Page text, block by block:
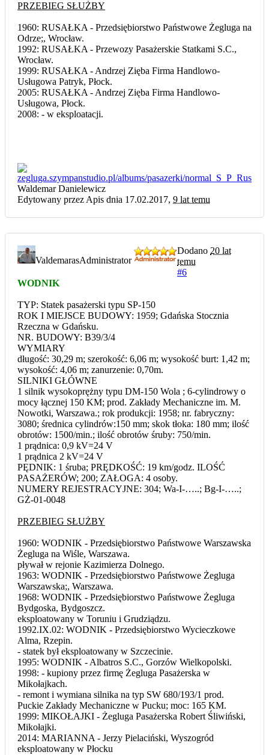
PRZEBIEG SŁUŻBY
1960: RUSAŁKA - Przedsiębiorstwo Państwowe Żegluga na
Odrze;, Wrocław.
1992: RUSAŁKA - Przewozy Pasażerskie Statkami S.C.,
Wrocław.
1999: RUSAŁKA - Andrzej Zięba Firma Handlowo-
Usługowa Patryk, Płock.
2005: RUSAŁKA - Andrzej Zięba Firma Handlowo-
Usługowa, Płock.
2008: - w eksploatacji.
Waldemar Danielewicz
Edytowany przez Apis dnia 17.02.2017, 9 lat temu
ValdemarasAdministrator
Dodano 20 lat
temu
#6
WODNIK
TYP: Statek pasażerski typu SP-150
ROK I MIEJSCE BUDOWY: 1959; Gdańska Stocznia
Rzeczna w Gdańsku.
NR. BUDOWY: B39/3/4
WYMIARY
długość: 30,29 m; szerokość: 6,06 m; wysokość burt: 1,42 m;
wysokość: 4,06 m; zanurzenie: 0,70m.
SILNIKI GŁÓWNE
1 silnik wysokoprężny typu DM-150 Wola ; 6-cylindrowy o
mocy łącznej 150 KM; prod. Zakłady Mechaniczne im. M.
Nowotki, Warszawa.; rok produkcji: 1958; nr. fabryczny:
3080; średnica cylindrów:150 mm; skok tłoka: 180 mm; ilość
obrotów: 1500/min.; ilość obrotów śruby: 750/min.
1 prądnica: 0,9 kV=24 V
1 prądnica 2 kV=24 V
PĘDNIK: 1 śruba; PRĘDKOŚĆ: 19 km/godz. ILOŚĆ
PASAŻERÓW; 200; ZAŁOGA: 4 osoby.
NUMERY REJESTRACYJNE: 304; Wa-I-…..; Bg-I-…..;
GŻ-01-0048
PRZEBIEG SŁUŻBY
1960: WODNIK - Przedsiębiorstwo Państwowe Warszawska
Żegluga na Wiśle, Warszawa.
pływał w rejonie Kazimierza Dolnego.
1963: WODNIK - Przedsiębiorstwo Państwowe Żegluga
Warszawska;, Warszawa.
1968: WODNIK - Przedsiębiorstwo Państwowe Żegluga
Bydgoska, Bydgoszcz.
eksploatowany w Toruniu i Grudziądzu.
1992.IX.02: WODNIK - Przedsiębiorstwo Wycieczkowe
Alma, Rzepin.
- statek był eksploatowany w Szczecinie.
1995: WODNIK - Albatros S.C., Gorzów Wielkopolski.
1998: - kupiony przez firmę Żegluga Pasażerska w
Mikołajkach.
- remont i wymiana silnika na typ SW 680/193/1 prod.
Puckie Zakłady Mechaniczne w Pucku; moc: 165 KM.
1999: MIKOŁAJKI - Żegluga Pasażerska Robert Śliwiński,
Mikołajki.
2014: MARIANNA - Jerzy Pielaciński, Wyszogród
eksploatowany w Płocku